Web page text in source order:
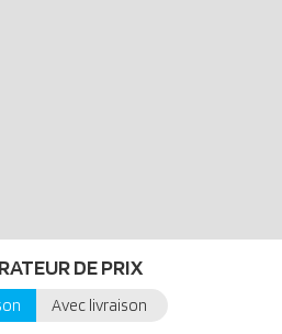
DE PRIX
Avec livraison